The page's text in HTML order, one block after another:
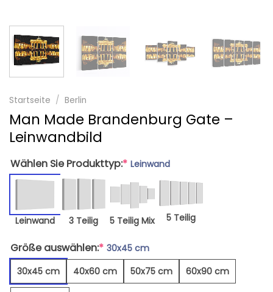
Startseite / Berlin
Man Made Brandenburg Gate –
Leinwandbild
Wählen Sie Produkttyp:* Leinwand
Leinwand 3 Teilig 5 Teilig Mix 5 Teilig
Größe auswählen:* 30x45 cm
30x45 cm
40x60 cm 50x75 cm 60x90 cm